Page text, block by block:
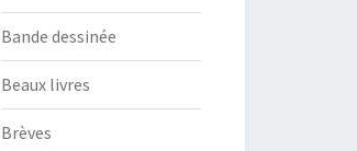
Bande dessinée
Beaux livres
Brèves